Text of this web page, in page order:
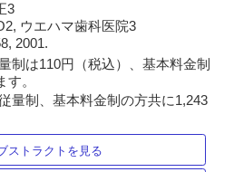
3
ウエハマ歯科医院3
2001.
制は110円（税込）、基本料金制
。
量制、基本料金制の方共に1,243
ストラクトを見る